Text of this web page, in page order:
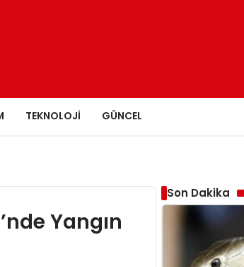
TEKNOLOJI GÜNCEL
Yangın
Son Dakika